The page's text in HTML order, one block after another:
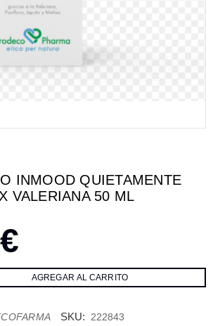
INMOOD QUIETAMENTE
VALERIANA 50 ML
SKU: 222843